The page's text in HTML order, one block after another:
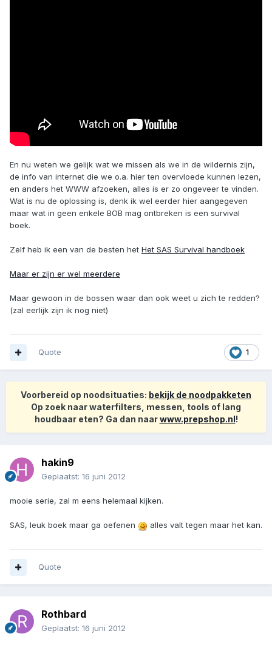
En nu weten we gelijk wat we missen als we in de wildernis zijn,
de info van internet die we o.a. hier ten overvloede kunnen lezen,
en anders het WWW afzoeken, alles is er zo ongeveer te vinden.
Wat is nu de oplossing is, denk ik wel eerder hier aangegeven
maar wat in geen enkele BOB mag ontbreken is een survival
boek.
Zelf heb ik een van de besten het Het SAS Survival handboek
Maar er zijn er wel meerdere
Maar gewoon in de bossen waar dan ook weet u zich te redden?
(zal eerlijk zijn ik nog niet)
1
Quote
Voorbereid op noodsituaties: bekijk de noodpakketen
Op zoek naar waterfilters, messen, tools of lang
houdbaar eten? Ga dan naarwww.prepshop.nl!
hakin9
Geplaatst: 16 juni 2012
mooie serie, zal m eens helemaal kijken.
SAS, leuk boek maar ga oefenen alles valt tegen maar het kan.
Quote
Rothbard
Geplaatst: 16 juni 2012